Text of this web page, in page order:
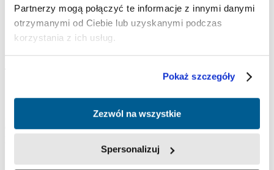
Partnerzy mogą połączyć te informacje z innymi danymi
otrzymanymi od Ciebie lub uzyskanymi podczas
korzystania z ich usług.
Pokaż szczegóły
Zezwól na wszystkie
Spersonalizuj
Jeśli doznałeś tego rodzaju urazu,umów się na
konsultację ortopedyczną.Po przeprowadzeniu
niezbędnych badań, lekarz wybierze najskuteczniejszą w
Złamania trzonu kości ramiennej są złamaniami rzadkimi, ale mają
dość groźne powikłania, do których należy porażenie nerwu